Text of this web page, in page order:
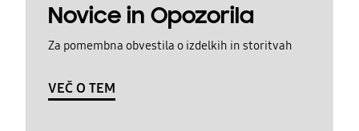
Novice in Opozorila
Za pomembna obvestila o izdelkih in storitvah
VEČ O TEM